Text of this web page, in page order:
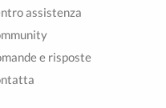
assistenza
e risposte